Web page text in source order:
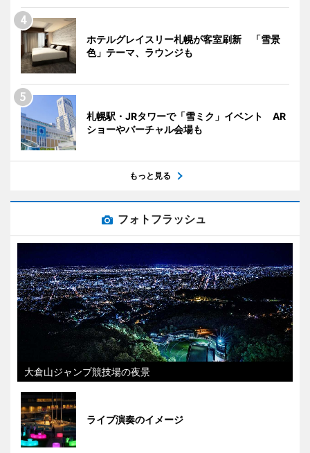
ホテルグレイスリー札幌が客室刷新 「雪景
色」テーマ、ラウンジも
札幌駅・JRタワーで「雪ミク」イベント AR
ショーやバーチャル会場も
もっと見る
フォトフラッシュ
大倉山ジャンプ競技場の夜景
ライブ演奏のイメージ